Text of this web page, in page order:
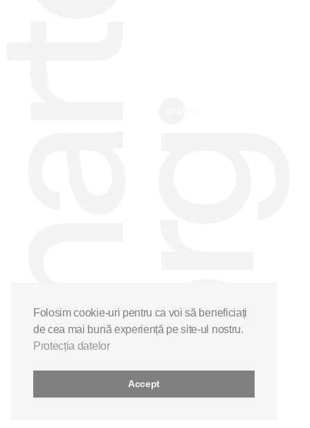
Folosim cookie-uri pentru ca voi să beneficiați
de cea mai bună experiență pe site-ul nostru.
Protecția datelor
Accept